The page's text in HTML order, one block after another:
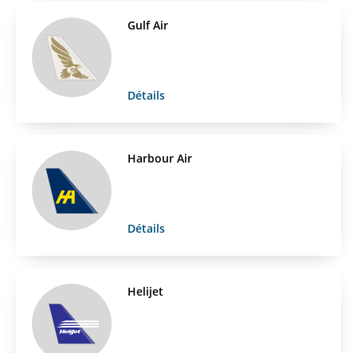
Gulf Air
Détails
Harbour Air
Détails
Helijet